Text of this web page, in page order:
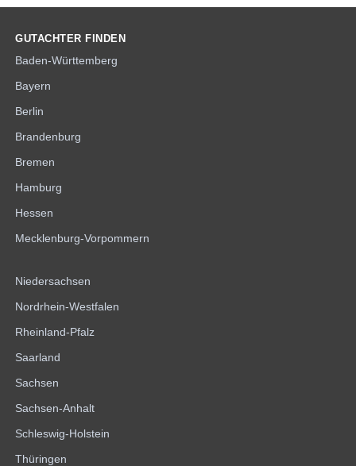
GUTACHTER FINDEN
Baden-Württemberg
Bayern
Berlin
Brandenburg
Bremen
Hamburg
Hessen
Mecklenburg-Vorpommern
Niedersachsen
Nordrhein-Westfalen
Rheinland-Pfalz
Saarland
Sachsen
Sachsen-Anhalt
Schleswig-Holstein
Thüringen